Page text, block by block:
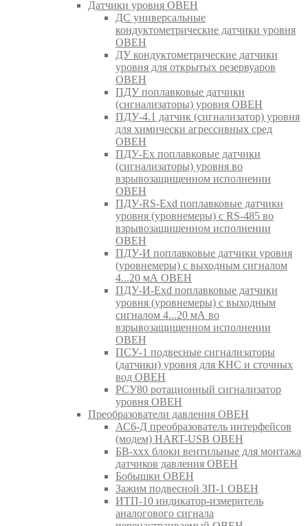
Датчики уровня ОВЕН
ДС универсальные
кондуктометрические датчики уровня
ОВЕН
ДУ кондуктометрические датчики
уровня для открытых резервуаров
ОВЕН
ПДУ поплавковые датчики
(сигнализаторы) уровня ОВЕН
ПДУ-4.1 датчик (сигнализатор) уровня
для химически агрессивных сред
ОВЕН
ПДУ-Ex поплавковые датчики
(сигнализаторы) уровня во
взрывозащищенном исполнении
ОВЕН
ПДУ-RS-Exd поплавковые датчики
уровня (уровнемеры) с RS-485 во
взрывозащищенном исполнении
ОВЕН
ПДУ-И поплавковые датчики уровня
(уровнемеры) с выходным сигналом
4...20 мА ОВЕН
ПДУ-И-Exd поплавковые датчики
уровня (уровнемеры) с выходным
сигналом 4...20 мА во
взрывозащищенном исполнении
ОВЕН
ПСУ-1 подвесные сигнализаторы
(датчики) уровня для КНС и сточных
вод ОВЕН
РСУ80 ротационный сигнализатор
уровня ОВЕН
Преобразователи давления ОВЕН
АС6-Д преобразователь интерфейсов
(модем) HART-USB ОВЕН
БВ-ххх блоки вентильные для монтажа
датчиков давления ОВЕН
Бобышки ОВЕН
Зажим подвесной ЗП-1 ОВЕН
ИТП-10 индикатор-измеритель
аналогового сигнала